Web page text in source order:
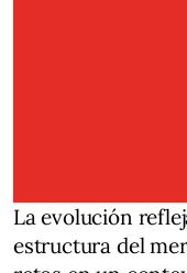
La evolución
estructura del